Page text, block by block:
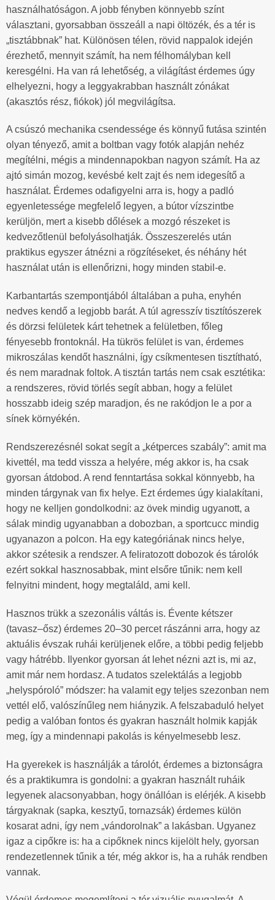
használhatóságon. A jobb fényben könnyebb színt
választani, gyorsabban összeáll a napi öltözék, és a tér is
„tisztábbnak” hat. Különösen télen, rövid nappalok idején
érezhető, mennyit számít, ha nem félhomályban kell
keresgélni. Ha van rá lehetőség, a világítást érdemes úgy
elhelyezni, hogy a leggyakrabban használt zónákat
(akasztós rész, fiókok) jól megvilágítsa.
A csúszó mechanika csendessége és könnyű futása szintén
olyan tényező, amit a boltban vagy fotók alapján nehéz
megítélni, mégis a mindennapokban nagyon számít. Ha az
ajtó simán mozog, kevésbé kelt zajt és nem idegesítő a
használat. Érdemes odafigyelni arra is, hogy a padló
egyenletessége megfelelő legyen, a bútor vízszintbe
kerüljön, mert a kisebb dőlések a mozgó részeket is
kedvezőtlenül befolyásolhatják. Összeszerelés után
praktikus egyszer átnézni a rögzítéseket, és néhány hét
használat után is ellenőrizni, hogy minden stabil-e.
Karbantartás szempontjából általában a puha, enyhén
nedves kendő a legjobb barát. A túl agresszív tisztítószerek
és dörzsi felületek kárt tehetnek a felületben, főleg
fényesebb frontoknál. Ha tükrös felület is van, érdemes
mikroszálas kendőt használni, így csíkmentesen tisztítható,
és nem maradnak foltok. A tisztán tartás nem csak esztétika:
a rendszeres, rövid törlés segít abban, hogy a felület
hosszabb ideig szép maradjon, és ne rakódjon le a por a
sínek környékén.
Rendszerezésnél sokat segít a „kétperces szabály”: amit ma
kivettél, ma tedd vissza a helyére, még akkor is, ha csak
gyorsan átdobod. A rend fenntartása sokkal könnyebb, ha
minden tárgynak van fix helye. Ezt érdemes úgy kialakítani,
hogy ne kelljen gondolkodni: az övek mindig ugyanott, a
sálak mindig ugyanabban a dobozban, a sportcucc mindig
ugyanazon a polcon. Ha egy kategóriának nincs helye,
akkor szétesik a rendszer. A feliratozott dobozok és tárolók
ezért sokkal hasznosabbak, mint elsőre tűnik: nem kell
felnyitni mindent, hogy megtaláld, ami kell.
Hasznos trükk a szezonális váltás is. Évente kétszer
(tavasz–ősz) érdemes 20–30 percet rászánni arra, hogy az
aktuális évszak ruhái kerüljenek előre, a többi pedig feljebb
vagy hátrébb. Ilyenkor gyorsan át lehet nézni azt is, mi az,
amit már nem hordasz. A tudatos szelektálás a legjobb
„helyspóroló” módszer: ha valamit egy teljes szezonban nem
vettél elő, valószínűleg nem hiányzik. A felszabaduló helyet
pedig a valóban fontos és gyakran használt holmik kapják
meg, így a mindennapi pakolás is kényelmesebb lesz.
Ha gyerekek is használják a tárolót, érdemes a biztonságra
és a praktikumra is gondolni: a gyakran használt ruháik
legyenek alacsonyabban, hogy önállóan is elérjék. A kisebb
tárgyaknak (sapka, kesztyű, tornazsák) érdemes külön
kosarat adni, így nem „vándorolnak” a lakásban. Ugyanez
igaz a cipőkre is: ha a cipőknek nincs kijelölt hely, gyorsan
rendezetlennek tűnik a tér, még akkor is, ha a ruhák rendben
vannak.